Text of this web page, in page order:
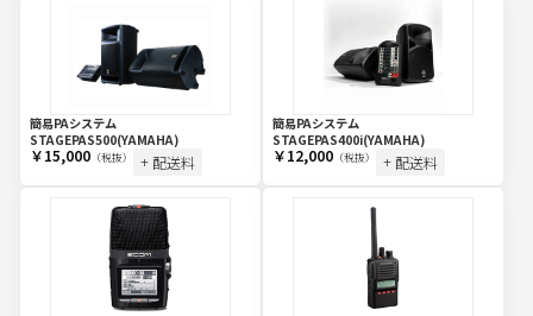
簡易PAシステム
STAGEPAS500(YAMAHA)
￥15,000（税抜） + 配送料
簡易PAシステム
STAGEPAS400i(YAMAHA)
￥12,000（税抜） + 配送料